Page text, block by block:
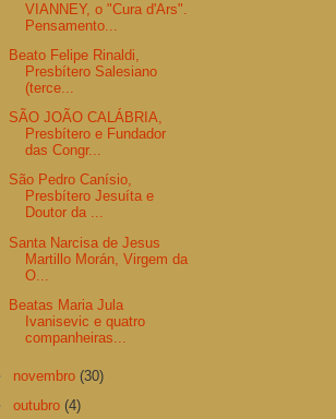
VIANNEY, o "Cura d'Ars".
Pensamento...
Beato Felipe Rinaldi,
Presbítero Salesiano
(terce...
SÃO JOÃO CALÁBRIA,
Presbítero e Fundador
das Congr...
São Pedro Canísio,
Presbítero Jesuíta e
Doutor da ...
Santa Narcisa de Jesus
Martillo Morán, Virgem da
O...
Beatas Maria Jula
Ivanisevic e quatro
companheiras...
novembro(30)
outubro(4)